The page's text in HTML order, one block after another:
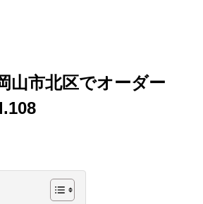
山市北区でオーダー